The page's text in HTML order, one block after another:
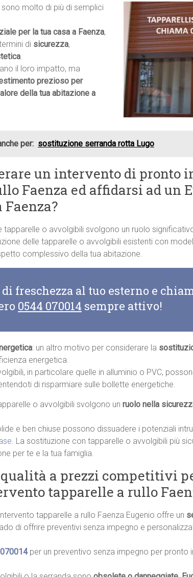
molto di più di semplici
per la tua casa a Faenza,
di sicurezza,
.
il loro impatto, ma
prezioso per
della tua abitazione a
per: sostituzione serranda rotta Lugo
un intervento di pronto
Faenza ed affidarsi ad un
tapparelle o avvolgibili svolgono un ruolo
delle tapparelle o avvolgibili esistenti con
complessivo della tua abitazione.
freschezza al tuo esterno e
0544 070014 sempre attivo!
: un altro motivo per considerare la
energetica.
in particolare quelle in alluminio o PVC,
di risparmiare sulle bollette energetiche.
o avvolgibili svolgono un ruolo nella
e ben chiuse possono dissuadere i potenziali
. La sostituzione con tapparelle o avvolgibili più
per te e la tua famiglia.
a prezzi competitivi
tapparelle a rullo
tapparelle a rullo Faenza Eugenio offre un
di offrire preventivi senza impegno e
per un preventivo senza impegno per pronto